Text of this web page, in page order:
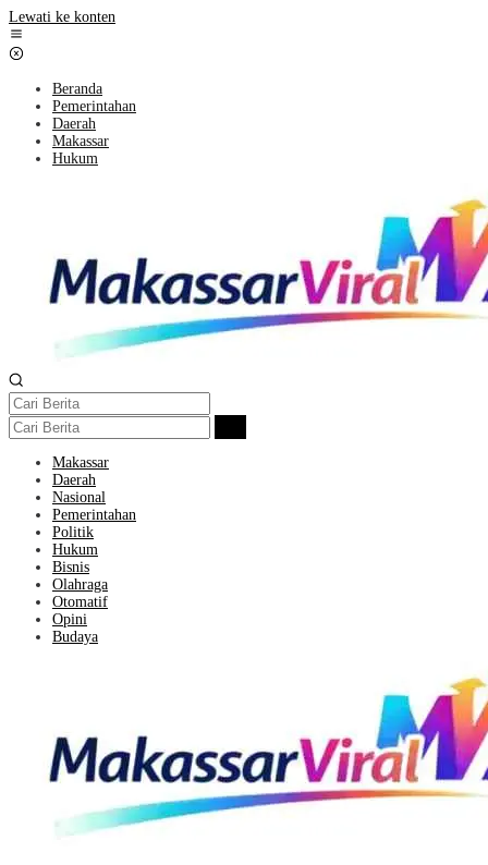
Lewati ke konten
Beranda
Pemerintahan
Daerah
Makassar
Hukum
Makassar
Daerah
Nasional
Pemerintahan
Politik
Hukum
Bisnis
Olahraga
Otomatif
Opini
Budaya